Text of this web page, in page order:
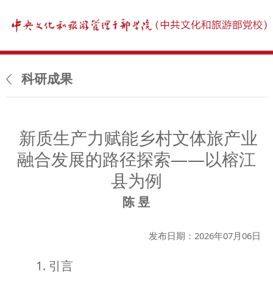
科研成果
新质生产力赋能乡村文体旅产业
融合发展的路径探索——以榕江
县为例
陈 昱
发布日期：2026年07月06日
1. 引言